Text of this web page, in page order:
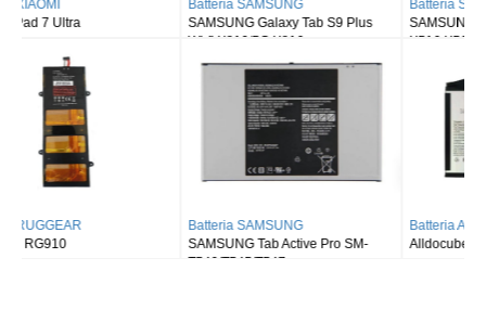
Batteria SAMSUNG
SAMSUNG Galaxy Tab S9 Plus
Batteria SAMSUNG
SAMSUNG Galaxy Tab S9FE X510
X516 X518
Batteria SAMSUNG
SAMSUNG Tab Active Pro SM-
Batteria ALLDOCUBE
Alldocube T50